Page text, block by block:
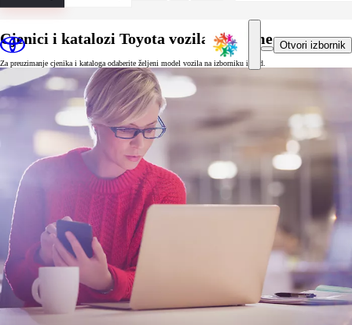
Otvori izbornik
Cjenici i katalozi Toyota vozila i opreme
Za preuzimanje cjenika i kataloga odaberite željeni model vozila na izborniku ispod.